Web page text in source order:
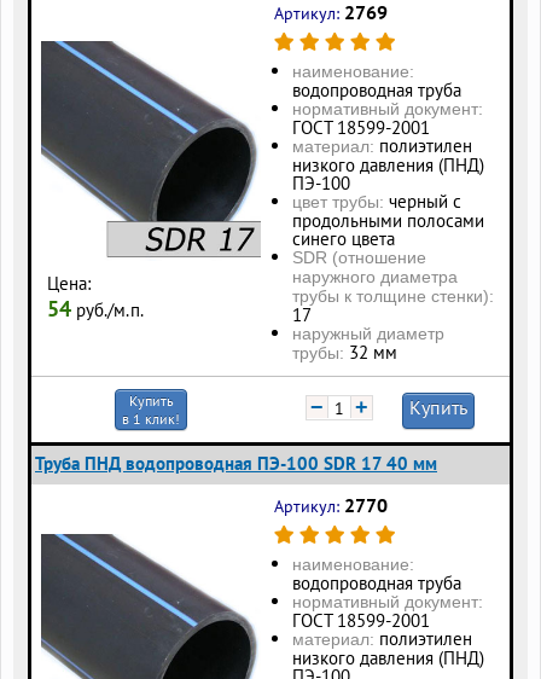
Цена:
54 руб./м.п.
Артикул: 2769
наименование:
водопроводная труба
нормативный документ:
ГОСТ 18599-2001
материал: полиэтилен
низкого давления (ПНД)
ПЭ-100
цвет трубы: черный с
продольными полосами
синего цвета
SDR (отношение
наружного диаметра
трубы к толщине стенки):
17
наружный диаметр
трубы: 32 мм
Купить
в 1 клик!
− + Купить
Труба ПНД водопроводная ПЭ-100 SDR 17 40 мм
Артикул: 2770
наименование:
водопроводная труба
нормативный документ:
ГОСТ 18599-2001
материал: полиэтилен
низкого давления (ПНД)